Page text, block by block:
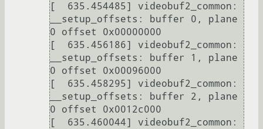
[  635.454485] videobuf2_common:
__setup_offsets: buffer 0, plane
0 offset 0x00000000
[  635.456186] videobuf2_common:
__setup_offsets: buffer 1, plane
0 offset 0x00096000
[  635.458295] videobuf2_common:
__setup_offsets: buffer 2, plane
0 offset 0x0012c000
[  635.460044] videobuf2_common: